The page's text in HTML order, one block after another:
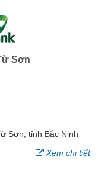
Sơn
Sơn, tỉnh Bắc Ninh
Xem chi tiết